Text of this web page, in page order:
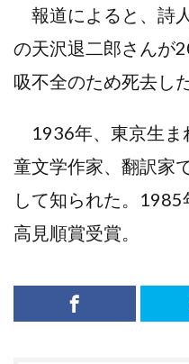
報道によると、詩
の天沢退二郎さんが
吸不全のため死去し
1936年、東京生ま
童文学作家、翻訳家
して知られた。
高見順賞受賞。